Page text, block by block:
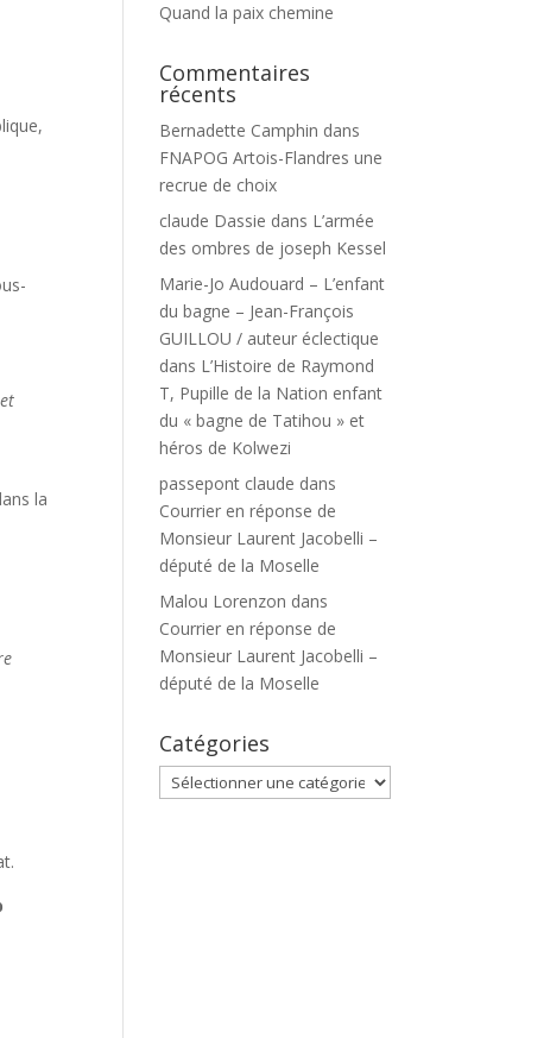
la
Quand la paix chemine
Commentaires
récents
Bernadette Camphin dans
FNAPOG Artois-Flandres une
recrue de choix
claude Dassie dans L’armée
des ombres de joseph Kessel
Marie-Jo Audouard – L’enfant
du bagne – Jean-François
GUILLOU / auteur éclectique
dans L’Histoire de Raymond
T, Pupille de la Nation enfant
du « bagne de Tatihou » et
héros de Kolwezi
passepont claude dans
Courrier en réponse de
Monsieur Laurent Jacobelli –
député de la Moselle
Malou Lorenzon dans
Courrier en réponse de
Monsieur Laurent Jacobelli –
député de la Moselle
Catégories
Catégories